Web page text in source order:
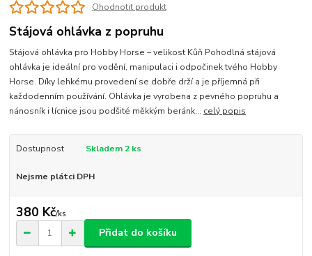
Ohodnotit produkt
Stájová ohlávka z popruhu
Stájová ohlávka pro Hobby Horse – velikost Kůň Pohodlná stájová
ohlávka je ideální pro vodění, manipulaci i odpočinek tvého Hobby
Horse. Díky lehkému provedení se dobře drží a je příjemná při
každodenním používání. Ohlávka je vyrobena z pevného popruhu a
nánosník i lícnice jsou podšité měkkým beránk... celý popis
Dostupnost Skladem 2 ks
Nejsme plátci DPH
380 Kč/ks
Přidat do košíku